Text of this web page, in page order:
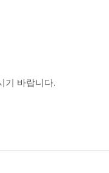
기 바랍니다.